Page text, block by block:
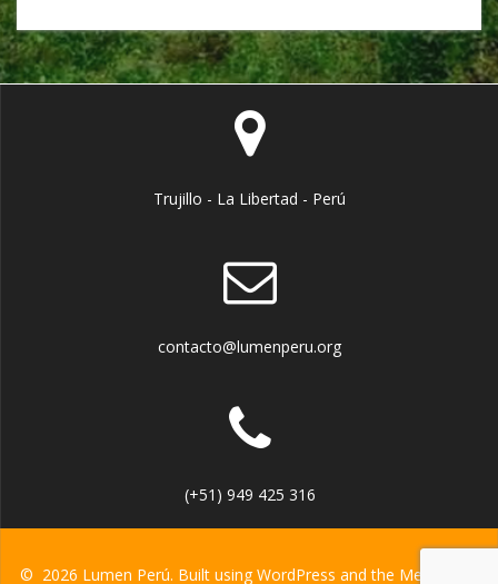
Trujillo - La Libertad - Perú
contacto@lumenperu.org
(+51) 949 425 316
© 2026 Lumen Perú. Built using WordPress and the Mesmerize